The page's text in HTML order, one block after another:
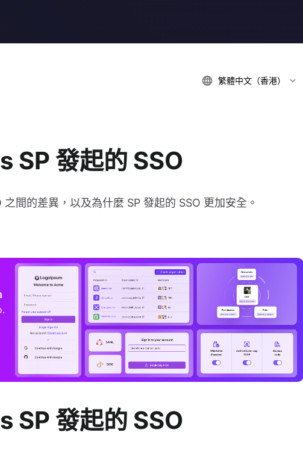
繁體中文（香港）
SP 發起的 SSO
間的差異，以及為什麼 SP 發起的 SSO 更加安全。
SP 發起的 SSO